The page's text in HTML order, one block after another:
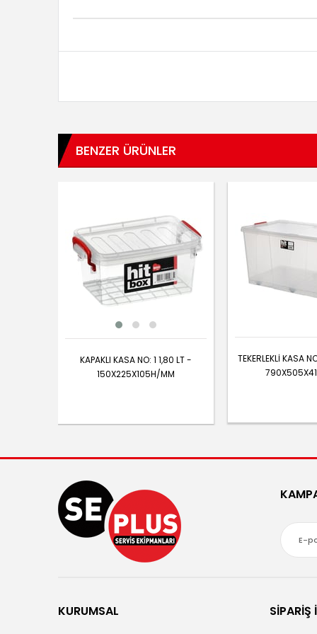
BENZER ÜRÜNLER
KAPAKLI KASA NO: 1 1,80 LT -
150X225X105H/MM
TEKERLEKLİ KASA
KURUMSAL SİPARİŞ